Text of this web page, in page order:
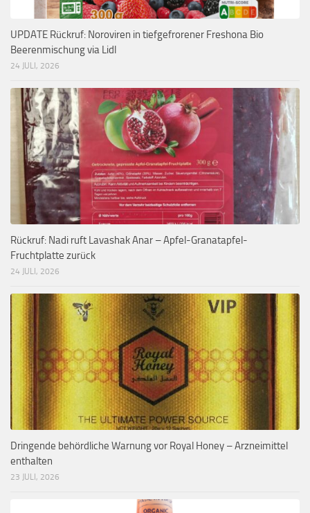
UPDATE Rückruf: Noroviren in tiefgefrorener Freshona Bio
Beerenmischung via Lidl
24 JULI, 2026
Rückruf: Nadi ruft Lavashak Anar – Apfel-Granatapfel-
Fruchtplatte zurück
24 JULI, 2026
Dringende behördliche Warnung vor Royal Honey – Arzneimittel
enthalten
23 JULI, 2026